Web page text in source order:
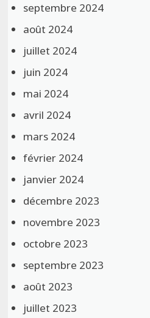
septembre 2024
août 2024
juillet 2024
juin 2024
mai 2024
avril 2024
mars 2024
février 2024
janvier 2024
décembre 2023
novembre 2023
octobre 2023
septembre 2023
août 2023
juillet 2023